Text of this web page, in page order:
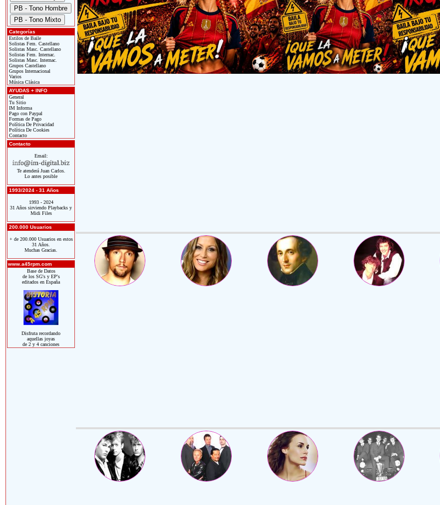
Categorías
Estilos de Baile
Solistas Fem. Castellano
Solistas Masc. Castellano
Solistas Fem. Internac.
Solistas Masc. Internac.
Grupos Castellano
Grupos Internacional
Varios
Música Clásica
AYUDAS + INFO
General
Tu Sitio
IM Informa
Pago con Paypal
Formas de Pago
Política De Privacidad
Política De Cookies
Contacto
Contacto
Email:
Te atenderá Juan Carlos.
Lo antes posible
1993/2024 - 31 Años
1993 - 2024
31 Años sirviendo Playbacks y
Midi Files
200.000 Usuarios
+ de 200.000 Usuarios en estos
31 Años.
Muchas Gracias.
www.a45rpm.com
Base de Datos
de los SG's y EP's
editados en España
Disfruta recordando
aquellas joyas
de 2 y 4 canciones